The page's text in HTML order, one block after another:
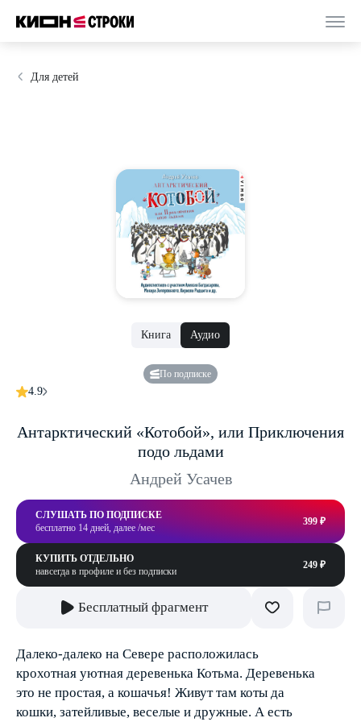
Для детей
Книга Аудио
По подписке
4.9
Антарктический «Котобой», или Приключения
подо льдами
Андрей Усачев
СЛУШАТЬ ПО ПОДПИСКЕ
бесплатно 14 дней, далее /мес
399 ₽
КУПИТЬ ОТДЕЛЬНО
навсегда в профиле и без подписки
249 ₽
Бесплатный фрагмент
Далеко-далеко на Севере расположилась
крохотная уютная деревенька Котьма. Деревенька
это не простая, а кошачья! Живут там коты да
кошки, затейливые, веселые и дружные. А есть